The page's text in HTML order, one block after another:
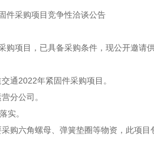
件采购项目竞争性洽谈公告
购项目，已具备采购条件，现公开邀请
通2022年紧固件采购项目。
分公司。
实。
购六角螺母、弹簧垫圈等物资，此项目